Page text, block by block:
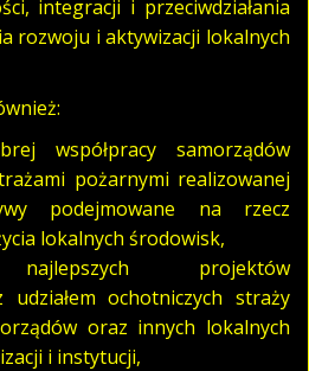
integracji i przeciwdziałania
rozwoju i aktywizacji lokalnych
współpracy samorządów
pożarnymi realizowanej
podejmowane na rzecz
lokalnych środowisk,
najlepszych projektów
udziałem ochotniczych straży
oraz innych lokalnych
i instytucji,